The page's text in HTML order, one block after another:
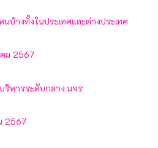
างทั้งในประเทศและต่างประเทศ
ม 2567
หารระดับกลาง มจร
2567